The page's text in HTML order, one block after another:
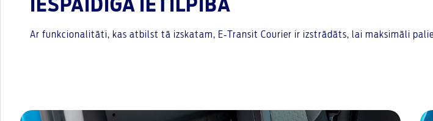
IESPAIDĪGA IETILPĪBA
Ar funkcionalitāti, kas atbilst tā izskatam, E‑Transit Courier ir izstrādāts, lai maksimāli